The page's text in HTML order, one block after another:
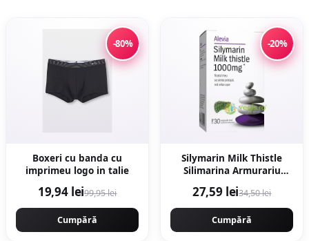
-80%
Boxeri cu banda cu
imprimeu logo in talie
19,94 lei99,95 lei
Cumpără
-20%
Silymarin Milk Thistle
Silimarina Armurariu
27,59 lei34,50 lei
Cumpără